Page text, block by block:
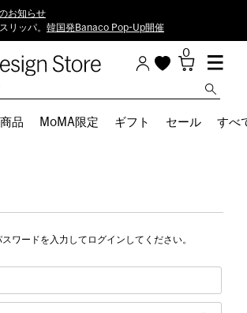
お知らせ
リッパ。 韓国発Banaco Pop-Up開催
0
品 MoMA限定 ギフト セール すべ
ワードを入力してログインしてください。